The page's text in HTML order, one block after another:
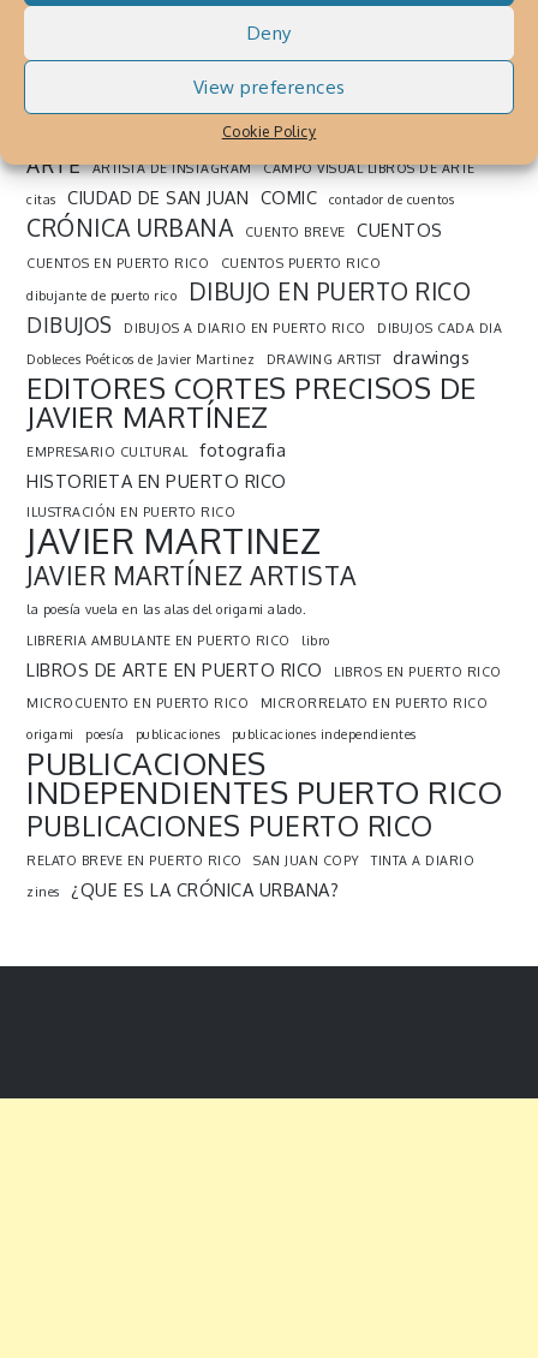
Deny
View preferences
Cookie Policy
SEARCH THE WEB
ARTE ARTISTA DE INSTAGRAM
CAMPO VISUAL LIBROS DE ARTE
citas
CIUDAD DE SAN JUAN COMIC contador de cuentos
CRÓNICA URBANA CUENTO BREVE CUENTOS
CUENTOS EN PUERTO RICO
CUENTOS PUERTO RICO
dibujante de puerto rico
DIBUJO EN PUERTO RICO
DIBUJOS DIBUJOS A DIARIO EN PUERTO RICO
DIBUJOS CADA DIA
Dobleces Poéticos de Javier Martinez
DRAWING ARTIST drawings
EDITORES CORTES PRECISOS DE
JAVIER MARTÍNEZ
EMPRESARIO CULTURAL
fotografia
HISTORIETA EN PUERTO RICO
ILUSTRACIÓN EN PUERTO RICO
JAVIER MARTINEZ
JAVIER MARTÍNEZ ARTISTA
la poesía vuela en las alas del origami alado.
LIBRERIA AMBULANTE EN PUERTO RICO
libro
LIBROS DE ARTE EN PUERTO RICO
LIBROS EN PUERTO RICO
MICROCUENTO EN PUERTO RICO
MICRORRELATO EN PUERTO RICO
origami
poesía publicaciones publicaciones independientes
PUBLICACIONES
INDEPENDIENTES PUERTO RICO
PUBLICACIONES PUERTO RICO
RELATO BREVE EN PUERTO RICO SAN JUAN COPY
TINTA A DIARIO
zines
¿QUE ES LA CRÓNICA URBANA?